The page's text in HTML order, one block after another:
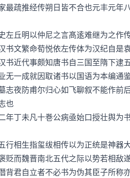
最疏推经传朔日皆不合也元丰元年
丘明以仲尼之言髙逺难继为之作
文繁命荀悦依左传体为汉纪自是
近代事颇知唐书自三国至隋下逮
一成就因取诸书以国语为本编
志夜防甫尔归心如飞聊叙不能作
也
未凡十巻公病亟始口授壮舆为
相生指玺绂相传以为正统是神器
而魏晋南北五代之际以势若相敌
背君自立者不必书为伪其臣子所